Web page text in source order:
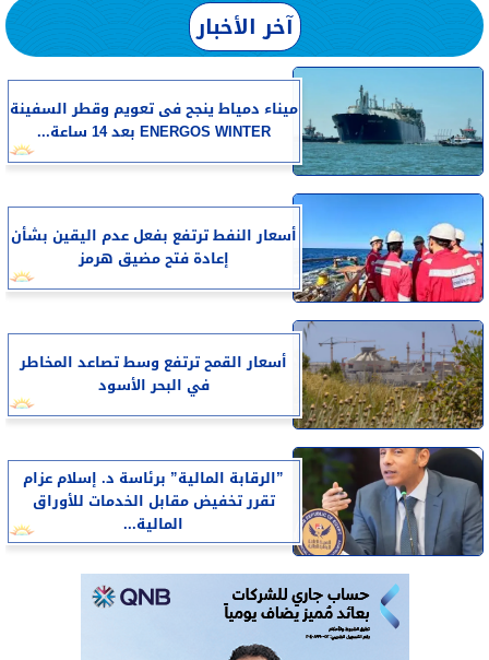
آخر الأخبار
​ميناء دمياط ينجح فى تعويم وقطر السفينة
ENERGOS WINTER بعد 14 ساعة...
أسعار النفط ترتفع بفعل عدم اليقين بشأن
إعادة فتح مضيق هرمز
أسعار القمح ترتفع وسط تصاعد المخاطر
في البحر الأسود
”الرقابة المالية” برئاسة د. إسلام عزام
تقرر تخفيض مقابل الخدمات للأوراق
المالية...